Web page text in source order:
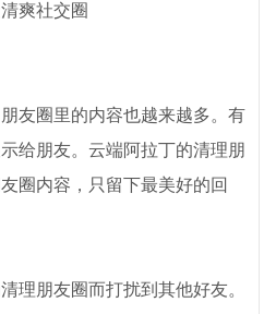
爽社交圈
友圈里的内容也越来越多。有
给朋友。云端阿拉丁的清理朋
圈内容，只留下最美好的回
理朋友圈而打扰到其他好友。